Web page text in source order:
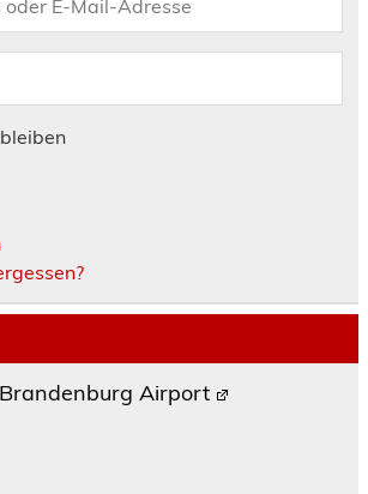
Airport